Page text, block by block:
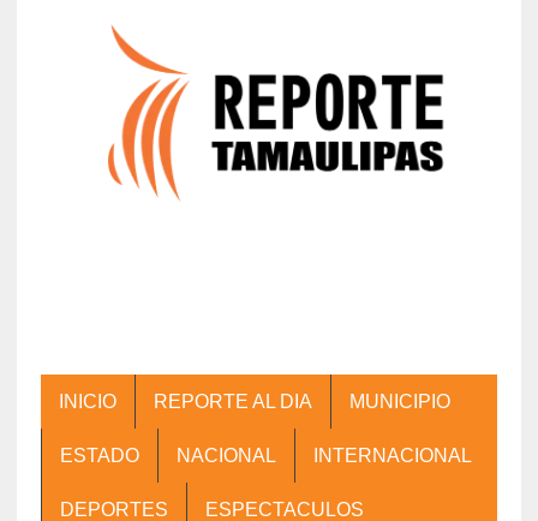
INICIO REPORTE AL DIA MUNICIPIO
ESTADO NACIONAL INTERNACIONAL
DEPORTES ESPECTACULOS